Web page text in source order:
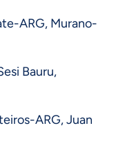
ARG, Murano-
Bauru,
ARG, Juan